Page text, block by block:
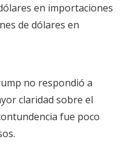
en importaciones
de dólares en
no respondió a
claridad sobre el
fue poco